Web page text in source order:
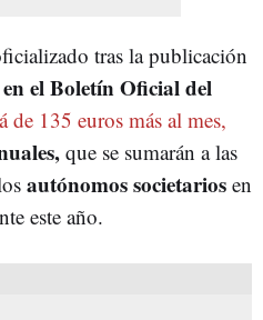
tras la publicación
el Boletín Oficial del
de 135 euros más al mes,
que se sumarán a las
autónomos societarios en
este año.